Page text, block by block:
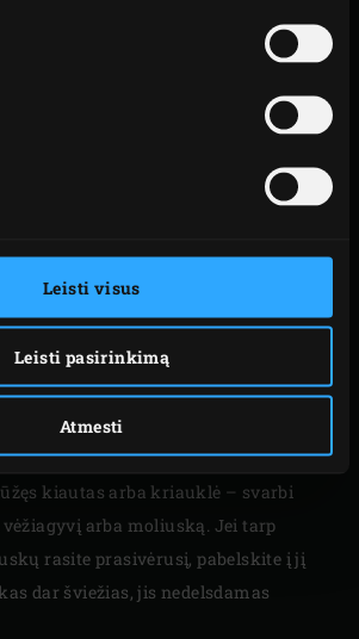
Leisti visus
Leisti pasirinkimą
Atmesti
vitamino B11 (folio rūgšties),
nėra jungiamojo audinio.
GĖRYBĖS
ir moliuskai – gana lepi maisto
pirkdami kliaukitės pojūčiais.
dar gyvą ir atminkite, kad
įprastai kvepia jūra. Pajutę rūgštų
nemalonius kvapus verčiau
kiautas arba kriauklė – svarbi
arba moliuską. Jei tarp
rasite prasivėrusį, pabelskite į jį
dar šviežias, jis nedelsdamas